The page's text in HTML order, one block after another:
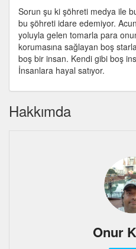
Sorun şu ki şöhreti medya ile
bu şöhreti idare edemiyor.
yoluyla gelen tomarla para
korumasına sağlayan boş
boş bir insan. Kendi gibi boş
İnsanlara hayal satıyor.
Hakkımda
Onur